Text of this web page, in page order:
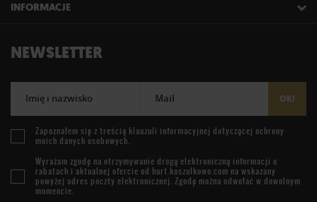
INFORMACJE
NEWSLETTER
Imię i nazwisko Mail OK!
Zapoznałem się z treścią klauzuli informacyjnej dotyczącej ochrony
moich danych osobowych.
Wyrażam zgodę na otrzymywanie drogą elektroniczną informacji o
rabatach i aktualnej ofercie od hurt.koszulkowo.com na wskazany
powyżej adres poczty elektronicznej. Zgodę można odwołać w dowolnym
momencie.